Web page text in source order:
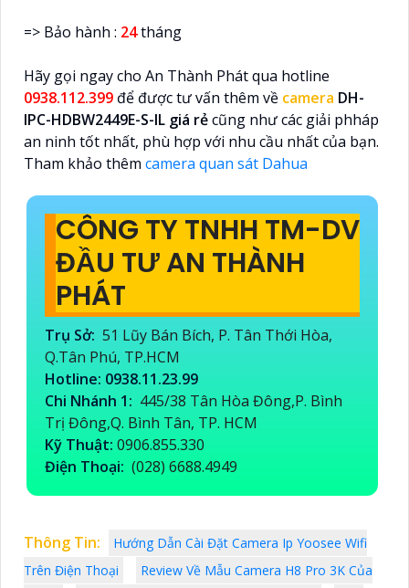
=> Bảo hành : 24tháng
Hãy gọi ngay cho An Thành Phát qua hotline
0938.112.399 để được tư vấn thêm về camera DH-
IPC-HDBW2449E-S-IL giá rẻcũng như các giải phháp
an ninh tốt nhất, phù hợp với nhu cầu nhất của bạn.
Tham khảo thêm camera quan sát Dahua
CÔNG TY TNHH TM-DV
ĐẦU TƯ AN THÀNH
PHÁT
Trụ Sở: 51 Lũy Bán Bích, P. Tân Thới Hòa,
Q.Tân Phú, TP.HCM
Hotline: 0938.11.23.99
Chi Nhánh 1: 445/38 Tân Hòa Đông,P. Bình
Trị Đông,Q. Bình Tân, TP. HCM
Kỹ Thuật: 0906.855.330
Điện Thoại: (028) 6688.4949
Thông Tin:
Hướng Dẫn Cài Đặt Camera Ip Yoosee Wifi
Trên Điện Thoại
Review Về Mẫu Camera H8 Pro 3K Của